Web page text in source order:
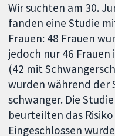
Wir suchten am 30.
fanden eine Studie
Frauen: 48 Frauen
jedoch nur 46
(42 mit
wurden während der
schwanger. Die
beurteilten das
Eingeschlossen